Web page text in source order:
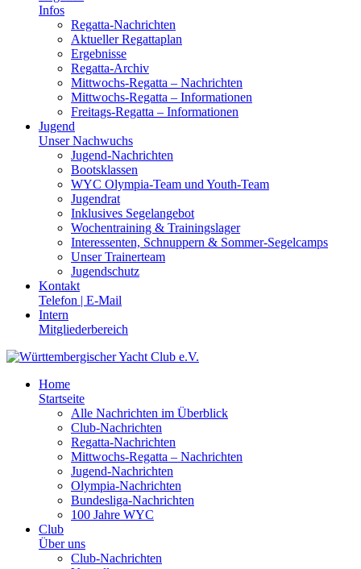
Infos
Regatta-Nachrichten
Aktueller Regattaplan
Ergebnisse
Regatta-Archiv
Mittwochs-Regatta – Nachrichten
Mittwochs-Regatta – Informationen
Freitags-Regatta – Informationen
Jugend
Unser Nachwuchs
Jugend-Nachrichten
Bootsklassen
WYC Olympia-Team und Youth-Team
Jugendrat
Inklusives Segelangebot
Wochentraining & Trainingslager
Interessenten, Schnuppern & Sommer-Segelcamps
Unser Trainerteam
Jugendschutz
Kontakt
Telefon | E-Mail
Intern
Mitgliederbereich
Home
Startseite
Alle Nachrichten im Überblick
Club-Nachrichten
Regatta-Nachrichten
Mittwochs-Regatta – Nachrichten
Jugend-Nachrichten
Olympia-Nachrichten
Bundesliga-Nachrichten
100 Jahre WYC
Club
Über uns
Club-Nachrichten